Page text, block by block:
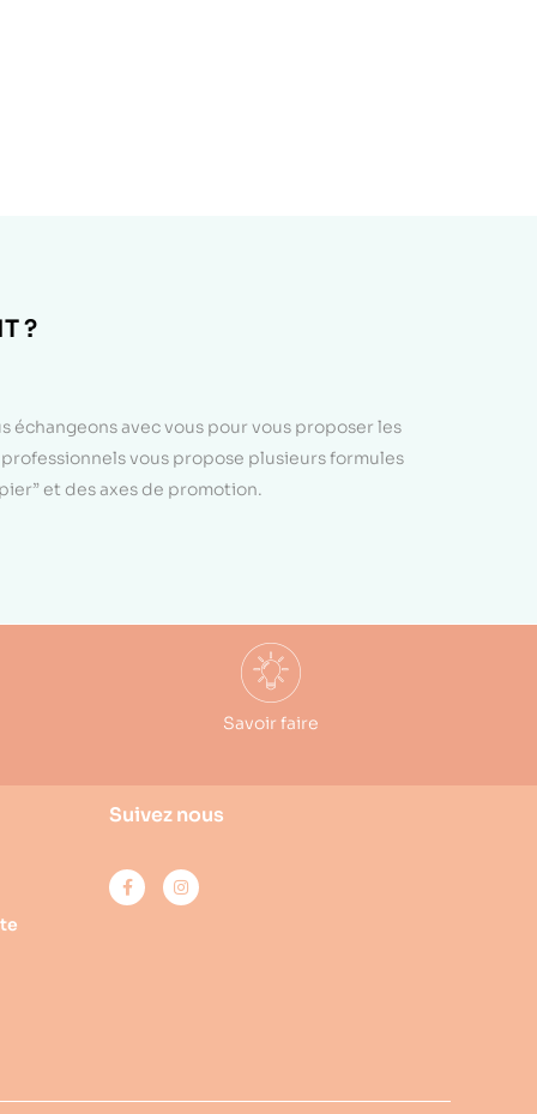
?
échangeons avec vous pour vous proposer les
vous propose plusieurs formules
et des axes de promotion.
Savoir faire
Suivez nous